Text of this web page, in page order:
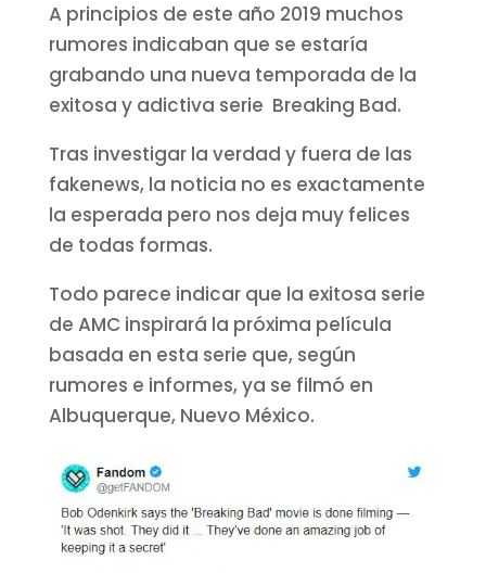
A principios de este año 2019 muchos
rumores indicaban que se estaría
grabando una nueva temporada de la
exitosa y adictiva serie Breaking Bad.
Tras investigar la verdad y fuera de las
fakenews, la noticia no es exactamente
la esperada pero nos deja muy felices
de todas formas.
Todo parece indicar que la exitosa serie
de AMC inspirará la próxima película
basada en esta serie que, según
rumores e informes, ya se filmó en
Albuquerque, Nuevo México.